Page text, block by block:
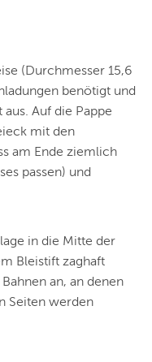
(Durchmesser 15,6
benötigt und
Auf die Pappe
mit den
am Ende ziemlich
passen) und
in die Mitte der
Bleistift zaghaft
an, an denen
Seiten werden